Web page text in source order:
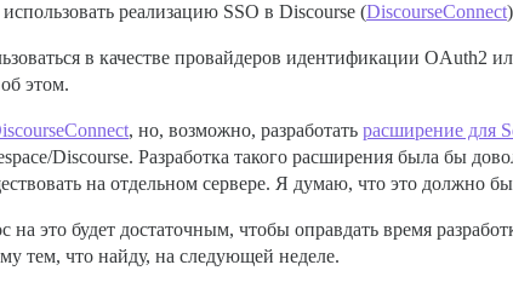
реализацию SSO в Discourse (DiscourseConnect
в качестве провайдеров идентификации OAuth2
этом.
, но, возможно, разработать расширение для
Discourse. Разработка такого расширения была бы
на отдельном сервере. Я думаю, что это должно
это будет достаточным, чтобы оправдать время
тем, что найду, на следующей неделе.